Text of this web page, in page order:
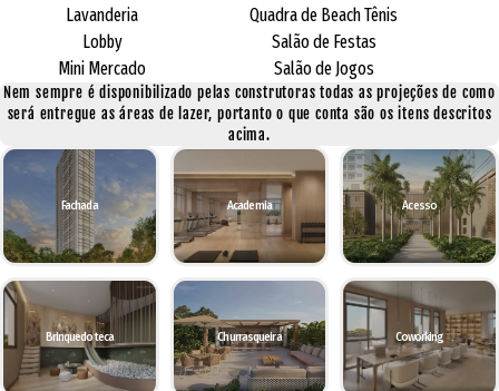
Lavanderia
Lobby
Mini Mercado
Quadra de Beach Tênis
Salão de Festas
Salão de Jogos
Nem sempre é disponibilizado pelas construtoras todas as projeções de como
será entregue as áreas de lazer, portanto o que conta são os itens descritos
acima.
Fachada Academia Acesso
Brinquedoteca Churrasqueira Coworking